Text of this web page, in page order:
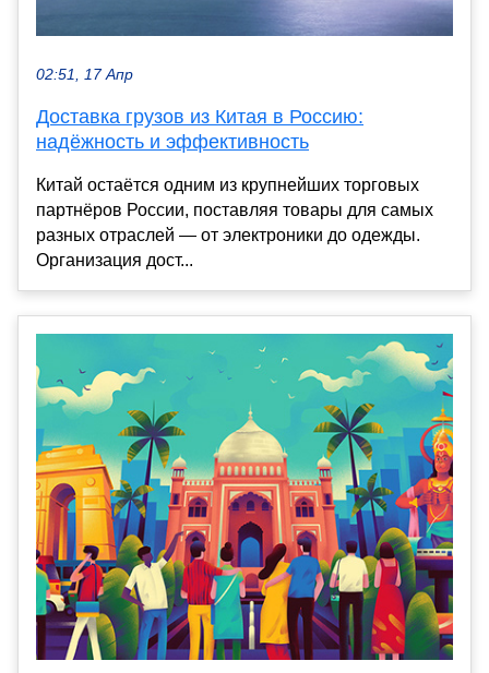
02:51, 17 Апр
Доставка грузов из Китая в Россию:
надёжность и эффективность
Китай остаётся одним из крупнейших торговых
партнёров России, поставляя товары для самых
разных отраслей — от электроники до одежды.
Организация дост...